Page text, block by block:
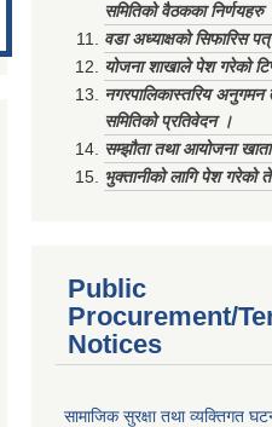
समितिको वैठकका निर्णयहरु
वडा अध्याक्षको सिफारिस
योजना शाखाले पेश गरेको
नगरपालिकास्तरिय
समितिको प्रतिवेदन ।
सम्झौता तथा आयोजना
भुक्तानीको लागि पेश गरेको
Public
Procurement/
Notices
सामाजिक सुरक्षा तथा व्यक्तिगत